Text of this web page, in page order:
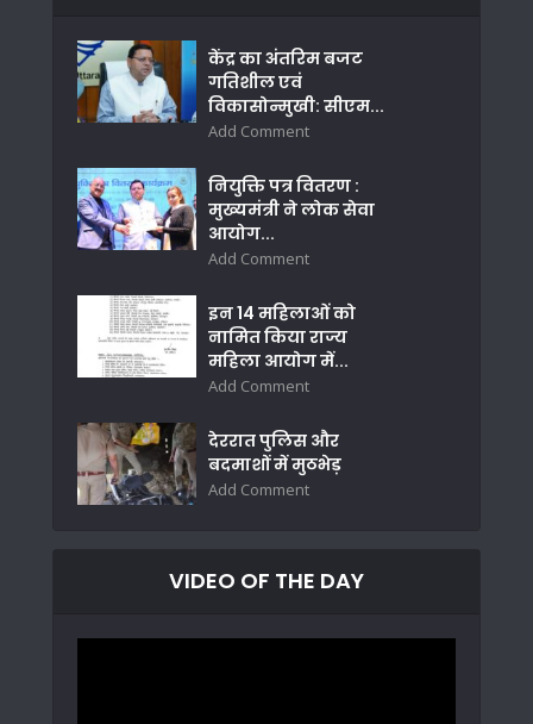
केंद्र का अंतरिम बजट
गतिशील एवं
विकासोन्मुखी: सीएम...
Add Comment
नियुक्ति पत्र वितरण :
मुख्यमंत्री ने लोक सेवा
आयोग...
Add Comment
इन 14 महिलाओं को
नामित किया राज्य
महिला आयोग में...
Add Comment
देररात पुलिस और
बदमाशों में मुठभेड़
Add Comment
VIDEO OF THE DAY